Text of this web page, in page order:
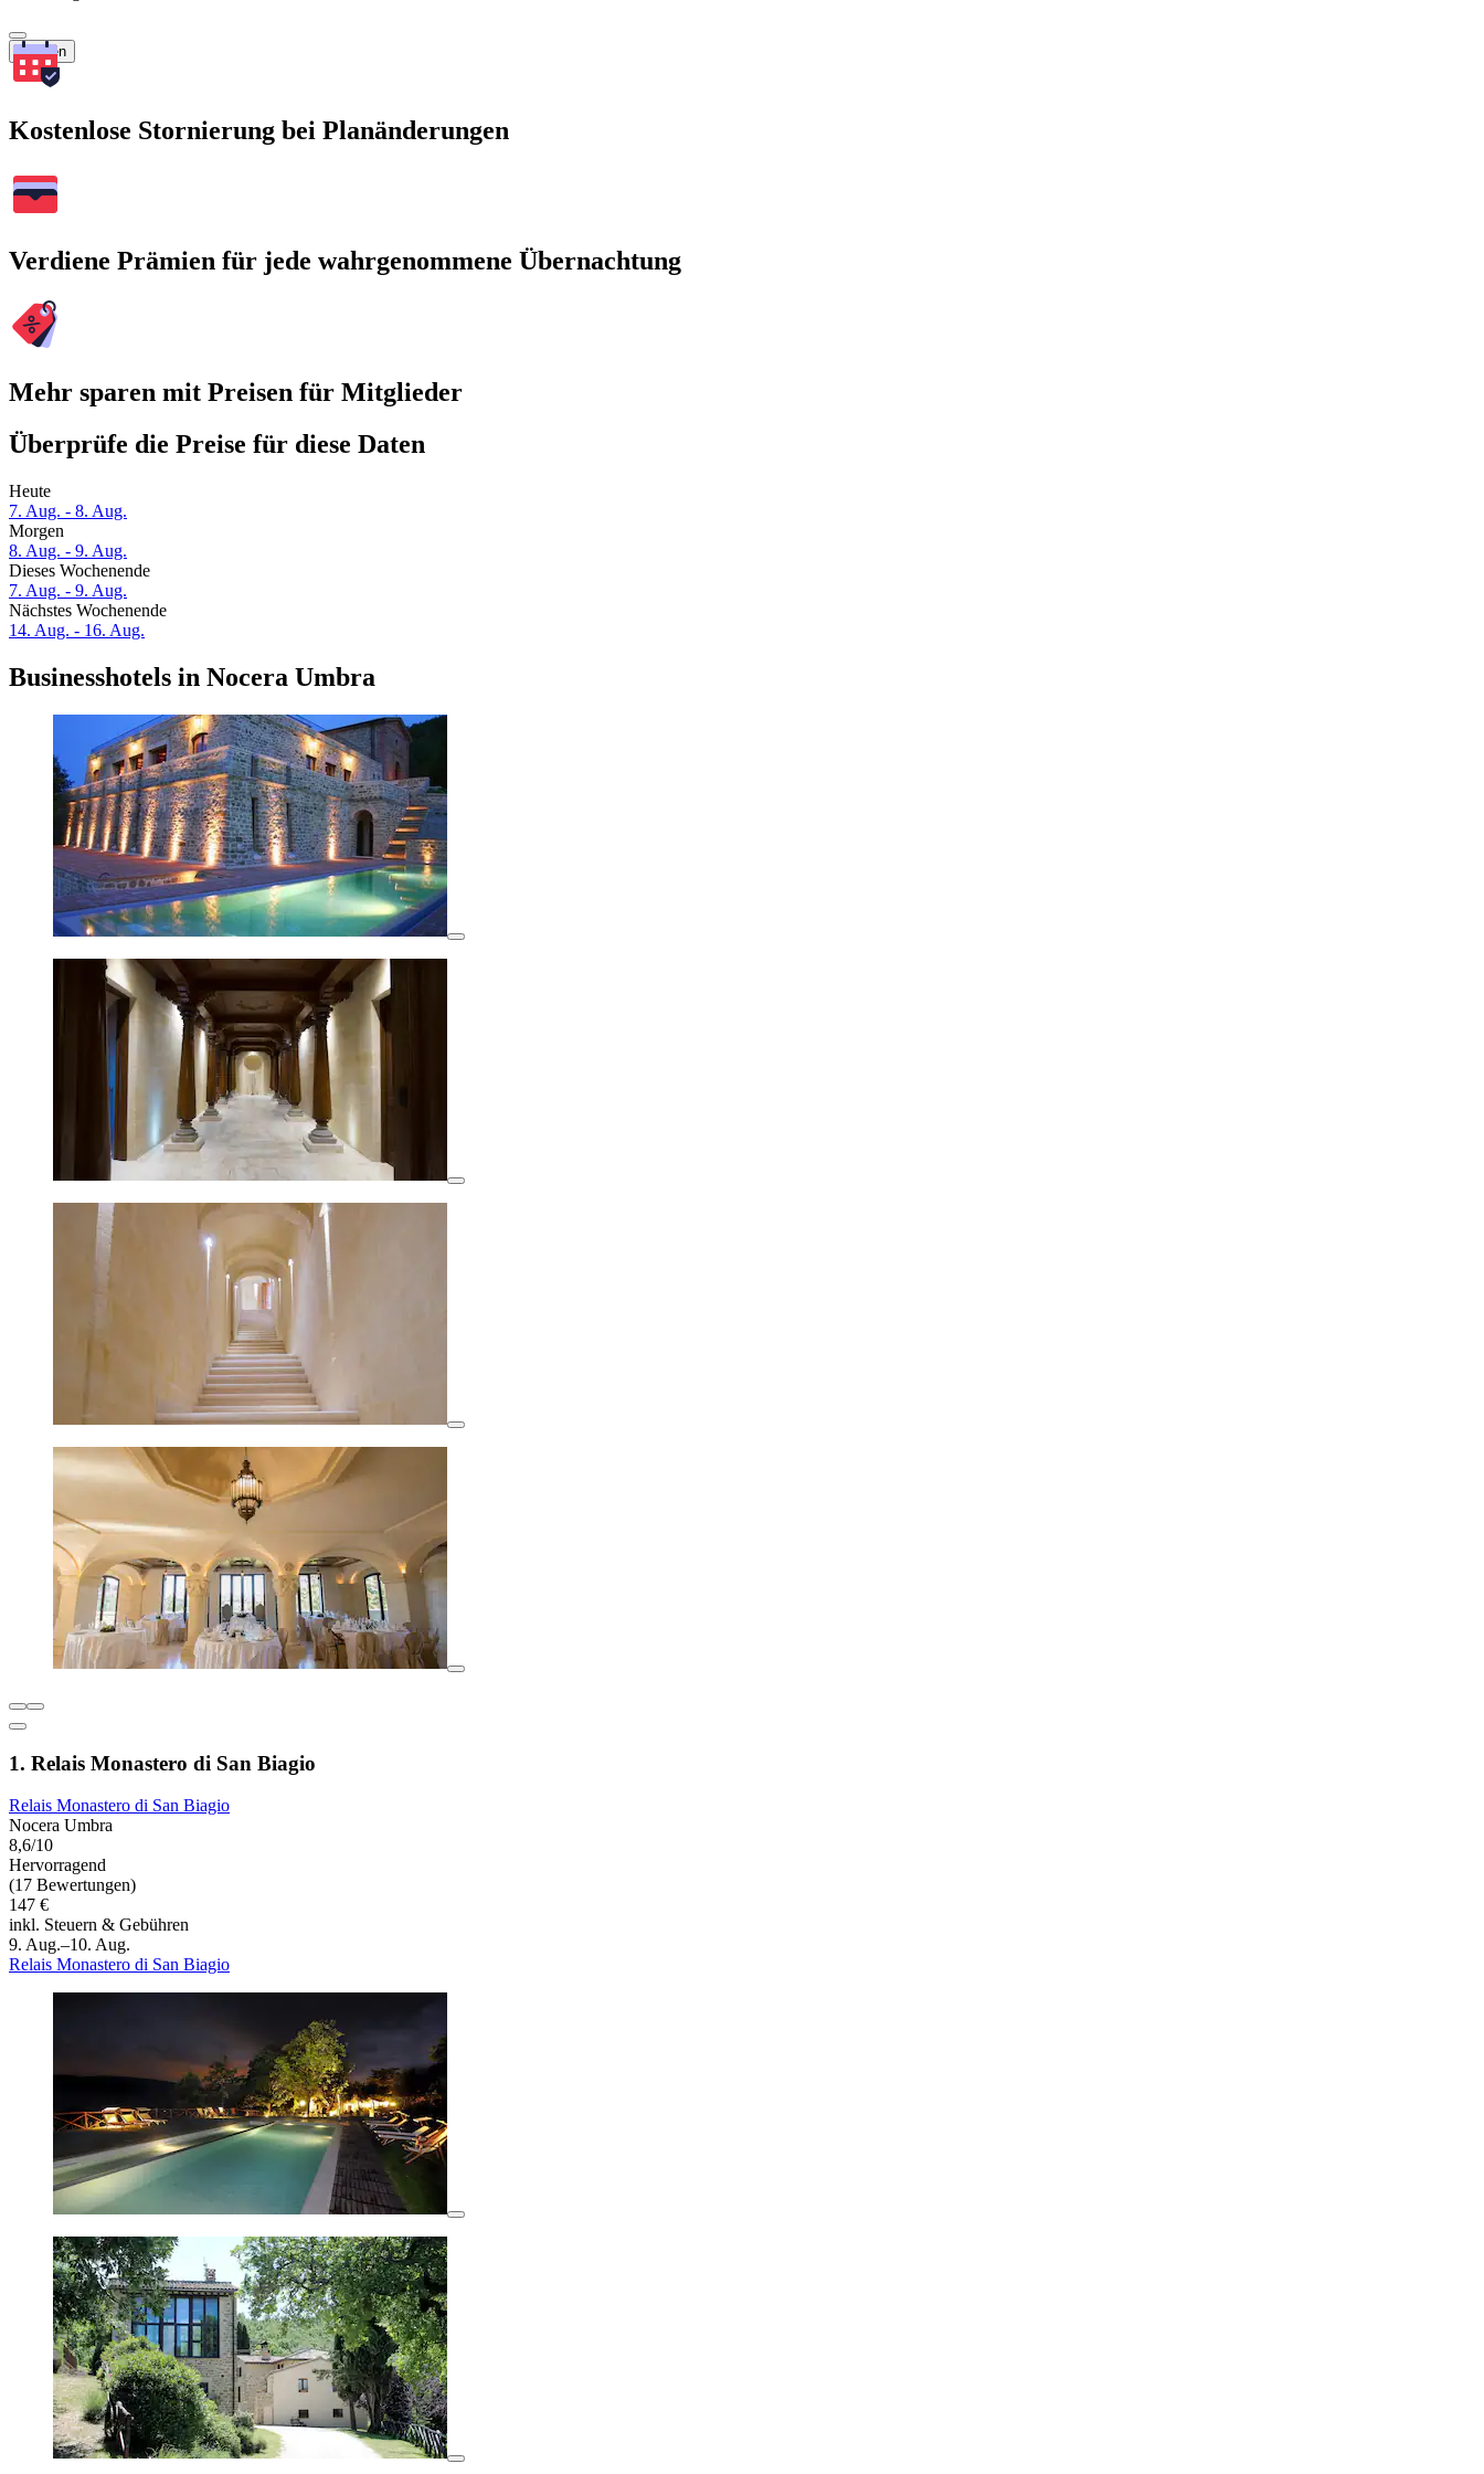
Suchen
Kostenlose Stornierung bei Planänderungen
Verdiene Prämien für jede wahrgenommene Übernachtung
Mehr sparen mit Preisen für Mitglieder
Überprüfe die Preise für diese Daten
Heute
7. Aug. - 8. Aug.
Morgen
8. Aug. - 9. Aug.
Dieses Wochenende
7. Aug. - 9. Aug.
Nächstes Wochenende
14. Aug. - 16. Aug.
Businesshotels in Nocera Umbra
1. Relais Monastero di San Biagio
Relais Monastero di San Biagio
Nocera Umbra
8,6/10
Hervorragend
(17 Bewertungen)
147 €
inkl. Steuern & Gebühren
9. Aug.–10. Aug.
Relais Monastero di San Biagio